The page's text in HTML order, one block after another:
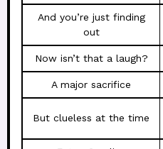
And you’re just finding
out
Now isn’t that a laugh?
A major sacrifice
But clueless at the time